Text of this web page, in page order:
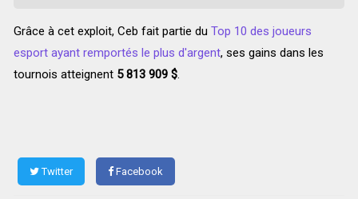
Grâce à cet exploit, Ceb fait partie du Top 10 des joueurs
esport ayant remportés le plus d'argent, ses gains dans les
tournois atteignent 5 813 909 $.
Twitter Facebook